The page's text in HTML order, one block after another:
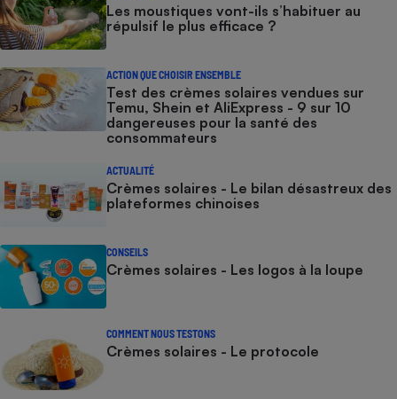
Les moustiques vont-ils s’habituer au
répulsif le plus efficace ?
ACTION QUE CHOISIR ENSEMBLE
Test des crèmes solaires vendues sur
Temu, Shein et AliExpress - 9 sur 10
dangereuses pour la santé des
consommateurs
ACTUALITÉ
Crèmes solaires - Le bilan désastreux des
plateformes chinoises
CONSEILS
Crèmes solaires - Les logos à la loupe
COMMENT NOUS TESTONS
Crèmes solaires - Le protocole